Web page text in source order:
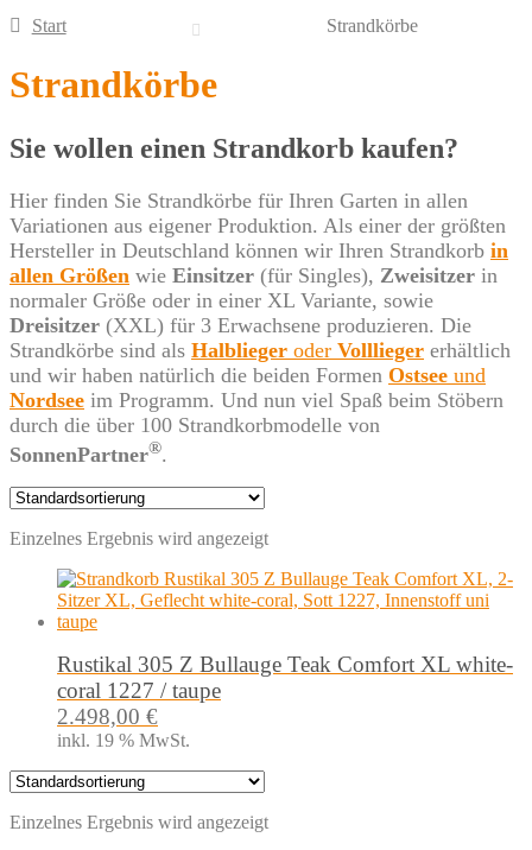
Start Strandkörbe
Strandkörbe
Sie wollen einen Strandkorb kaufen?
Hier finden Sie Strandkörbe für Ihren Garten in allen
Variationen aus eigener Produktion. Als einer der größten
Hersteller in Deutschland können wir Ihren Strandkorb in
allen Größen wie Einsitzer (für Singles), Zweisitzer in
normaler Größe oder in einer XL Variante, sowie
Dreisitzer (XXL) für 3 Erwachsene produzieren. Die
Strandkörbe sind als Halblieger oder Volllieger erhältlich
und wir haben natürlich die beiden Formen Ostsee und
Nordsee im Programm. Und nun viel Spaß beim Stöbern
durch die über 100 Strandkorbmodelle von
SonnenPartner®.
Einzelnes Ergebnis wird angezeigt
Rustikal 305 Z Bullauge Teak Comfort XL white-
coral 1227 / taupe
2.498,00 €
inkl. 19 % MwSt.
Einzelnes Ergebnis wird angezeigt